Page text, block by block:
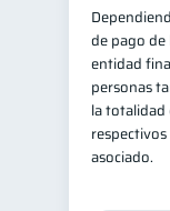
de pago
entidad
personas
la totalidad
asociado.